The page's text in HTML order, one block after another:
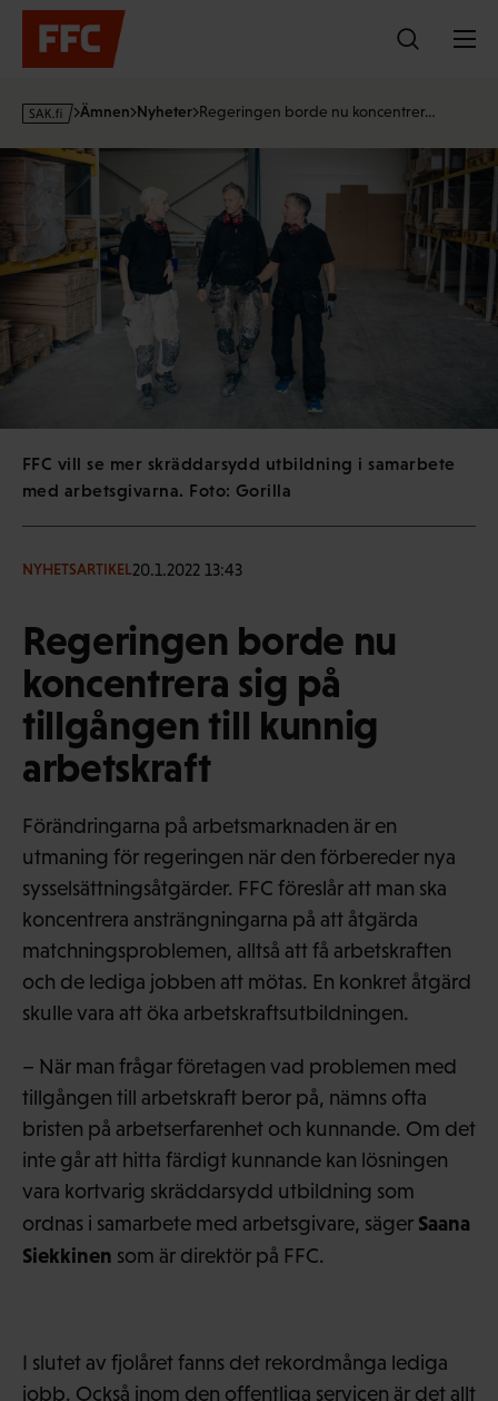
Hoppa
innehållet
s
k
·
Ämnen Nyheter Regeringen borde nu koncentrer…
FFC vill se mer skräddarsydd utbildning i samarbete
med arbetsgivarna. Foto: Gorilla
NYHETSARTIKEL20.1.2022 13:43
Regeringen borde nu
koncentrera sig på
tillgången till kunnig
arbetskraft
Förändringarna på arbetsmarknaden är en
utmaning för regeringen när den förbereder nya
sysselsättningsåtgärder. FFC föreslår att man ska
koncentrera ansträngningarna på att åtgärda
matchningsproblemen, alltså att få arbetskraften
och de lediga jobben att mötas. En konkret åtgärd
skulle vara att öka arbetskraftsutbildningen.
– När man frågar företagen vad problemen med
tillgången till arbetskraft beror på, nämns ofta
bristen på arbetserfarenhet och kunnande. Om det
inte går att hitta färdigt kunnande kan lösningen
vara kortvarig skräddarsydd utbildning som
ordnas i samarbete med arbetsgivare, säger Saana
Siekkinen som är direktör på FFC.
I slutet av fjolåret fanns det rekordmånga lediga
jobb. Också inom den offentliga servicen är det allt